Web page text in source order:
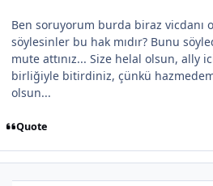
Ben soruyorum burda biraz vicdanı
söylesinler bu hak mıdır? Bunu
mute attınız... Size helal olsun, ally
birliğiyle bitirdiniz, çünkü
olsun...
Quote